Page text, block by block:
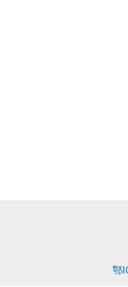
鄂